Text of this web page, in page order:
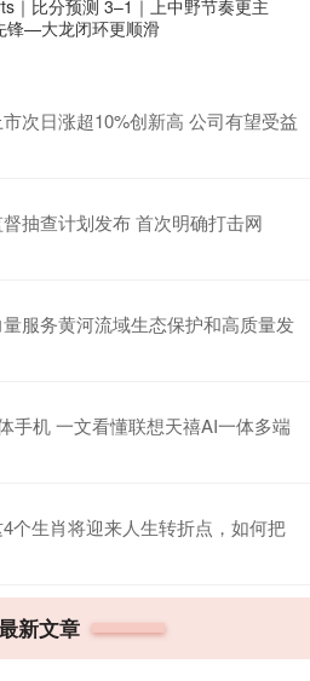
｜比分预测 3–1｜上中野节奏更主
锋—大龙闭环更顺滑
次日涨超10%创新高 公司有望受益
抽查计划发布 首次明确打击网
服务黄河流域生态保护和高质量发
手机 一文看懂联想天禧AI一体多端
个生肖将迎来人生转折点，如何把
新文章